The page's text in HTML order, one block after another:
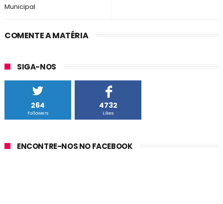
Municipal
COMENTE A MATÉRIA
SIGA-NOS
264
Followers
4732
Likes
ENCONTRE-NOS NO FACEBOOK